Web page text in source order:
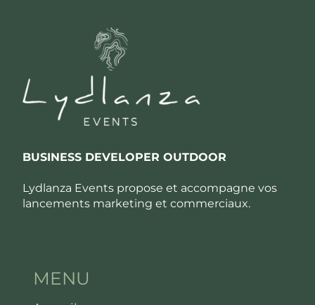
BUSINESS DEVELOPER OUTDOOR
Lydlanza Events propose et accompagne vos
lancements marketing et commerciaux.
MENU